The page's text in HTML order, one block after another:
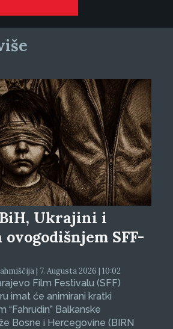
Ukrajini i
SFF-
| 7. Augusta 2026 | 10:02
Film Festivalu (SFF)
imat će animirani kratki
“Fahrudin” Balkanske
Bosne i Hercegovine (BIRN